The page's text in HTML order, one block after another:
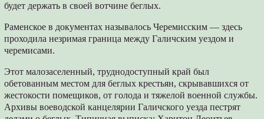
будет держать в своей вотчине беглых.
Раменское в документах называлось Черемисским — здесь
проходила незримая граница между Галичским уездом и
черемисами.
Этот малозаселенный, труднодоступный край был
обетованным местом для беглых крестьян, скрывавшихся от
жестокости помещиков, от голода и тяжелой военной службы.
Архивы воеводской канцелярии Галичского уезда пестрят